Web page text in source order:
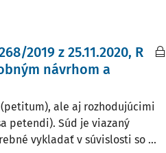
2019 z 25.11.2020, R
návrhom a
ale aj rozhodujúcimi
petendi). Súd je viazaný
vykladať v súvislosti so ...